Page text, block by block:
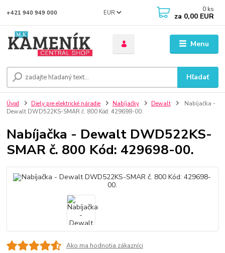
Menu
EUR
Hľadať
+421 940 949 000 0 ks
za 0,00 EUR
Úvod Diely pre elektrické náradie Nabíjačky Dewalt
Nabíjačka -
Dewalt DWD522KS-SMAR č. 800 Kód: 429698-00.
Nabíjačka - Dewalt DWD522KS-
SMAR č. 800 Kód: 429698-00.
Ako ma hodnotia zákazníci